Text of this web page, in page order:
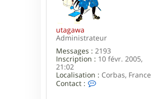
utagawa
Administrateur
Messages : 2193
Inscription : 10 févr. 2005,
21:02
Localisation : Corbas, France
Contact :